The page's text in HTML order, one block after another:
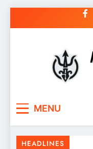
to
MENU
HEADLINES